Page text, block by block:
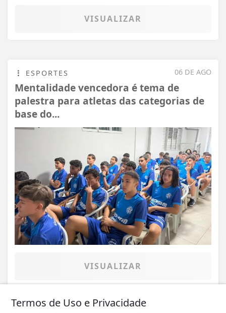
VISUALIZAR
06 DE AGO
ESPORTES
Mentalidade vencedora é tema de
palestra para atletas das categorias de
base do...
VISUALIZAR
Termos de Uso e Privacidade